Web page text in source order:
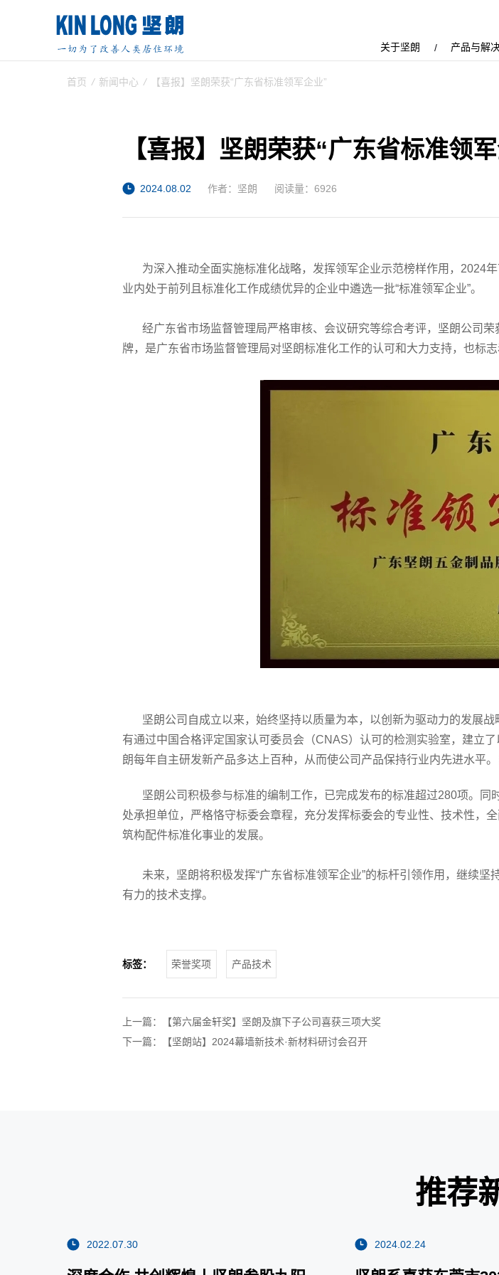
关于坚朗 产品与解
首页 / 新闻中心 / 【喜报】坚朗荣获“广东省标准领军企业”
【喜报】坚朗荣获“广东省标准领
2024.08.02 作者：坚朗 阅读量：6926
为深入推动全面实施标准化战略，发挥领军企业示范榜样作用，2024
业内处于前列且标准化工作成绩优异的企业中遴选一批“标准领军企业”。
经广东省市场监督管理局严格审核、会议研究等综合考评，坚朗公司荣
牌，是广东省市场监督管理局对坚朗标准化工作的认可和大力支持，也标
坚朗公司自成立以来，始终坚持以质量为本，以创新为驱动力的发展战
有通过中国合格评定国家认可委员会（CNAS）认可的检测实验室，建立
朗每年自主研发新产品多达上百种，从而使公司产品保持行业内先进水平
坚朗公司积极参与标准的编制工作，已完成发布的标准超过280项。同
处承担单位，严格恪守标委会章程，充分发挥标委会的专业性、技术性，
筑构配件标准化事业的发展。
未来，坚朗将积极发挥“广东省标准领军企业”的标杆引领作用，继续坚
有力的技术支撑。
标签： 荣誉奖项 产品技术
上一篇：
【第六届金轩奖】坚朗及旗下子公司喜获三项大奖
下一篇：
【坚朗站】2024幕墙新技术·新材料研讨会召开
推荐
2022.07.30 2024.02.24